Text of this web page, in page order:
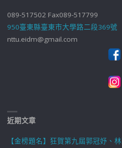
089-517502 Fax089-517799
950臺東縣臺東市大學路二段369號
nttu.eidm@gmail.com
近期文章
【金榜題名】狂賀第九屆郭冠妤、